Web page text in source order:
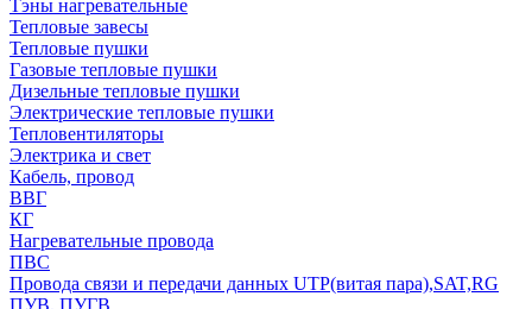
Тэны нагревательные
Тепловые завесы
Тепловые пушки
Газовые тепловые пушки
Дизельные тепловые пушки
Электрические тепловые пушки
Тепловентиляторы
Электрика и свет
Кабель, провод
ВВГ
КГ
Нагревательные провода
ПВС
Провода связи и передачи данных UTP(витая пара),SAT,RG
ПУВ, ПУГВ